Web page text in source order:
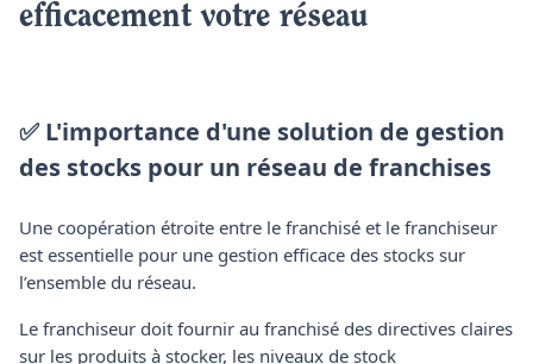
efficacement votre réseau
✅ L'importance d'une solution de gestion
des stocks pour un réseau de franchises
Une coopération étroite entre le franchisé et le franchiseur
est essentielle pour une gestion efficace des stocks sur
l’ensemble du réseau.
Le franchiseur doit fournir au franchisé des directives claires
sur les produits à stocker, les niveaux de stock